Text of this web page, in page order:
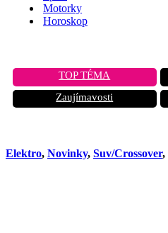
Motorky
Horoskop
TOP TÉMA
Zaujímavosti
Elektro, Novinky, Suv/Crossover,